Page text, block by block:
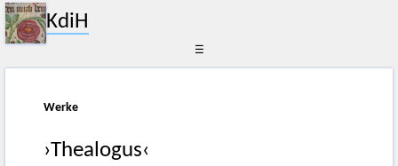
KdiH
☰
Werke
›Thealogus‹